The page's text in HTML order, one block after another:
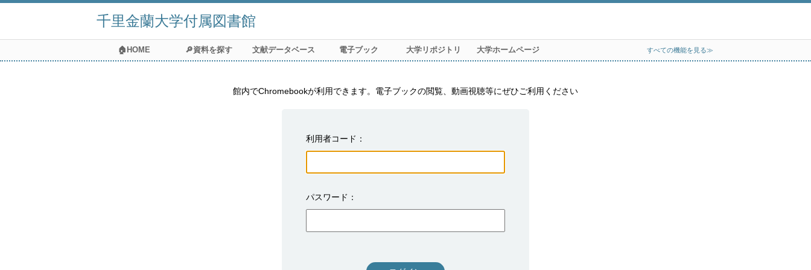
千里金蘭大学付属図書館
🏠HOME 🔎資料を探す 文献データベース 電子ブック 大学リポジトリ 大学ホームページ すべての機能を見る≫
利用者コード
パスワード